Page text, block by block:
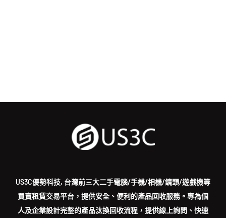
US3C優勢科技, 台灣前三大二手電腦/手機/相機/鏡頭/遊戲機等
買賣租賃交易平台，提供安全、便利的產品回收服務。專為個
人及企業設計完整的產品汰換回收流程，提供線上詢問、快速